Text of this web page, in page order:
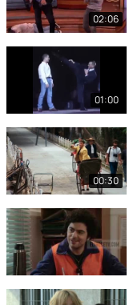
02:06
01:00
00:30